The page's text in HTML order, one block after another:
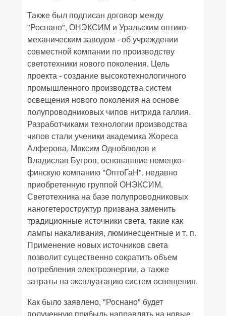
Также был подписан договор между
"Роснано", ОНЭКСИМ и Уральским оптико-
механическим заводом - об учреждении
совместной компании по производству
светотехники нового поколения. Цель
проекта - создание высокотехнологичного
промышленного производства систем
освещения нового поколения на основе
полупроводниковых чипов нитрида галлия.
Разработчиками технологии производства
чипов стали ученики академика Жореса
Алферова, Максим Одноблюдов и
Владислав Бугров, основавшие немецко-
финскую компанию "ОптоГаН", недавно
приобретенную группой ОНЭКСИМ.
Светотехника на базе полупроводниковых
наногетероструктур призвана заменить
традиционные источники света, такие как
лампы накаливания, люминесцентные и т. п.
Применение новых источников света
позволит существенно сократить объем
потребления электроэнергии, а также
затраты на эксплуатацию систем освещения.
Как было заявлено, "Роснано" будет